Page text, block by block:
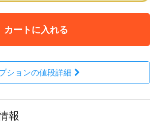
カートに入れる
ションの値段詳細
報